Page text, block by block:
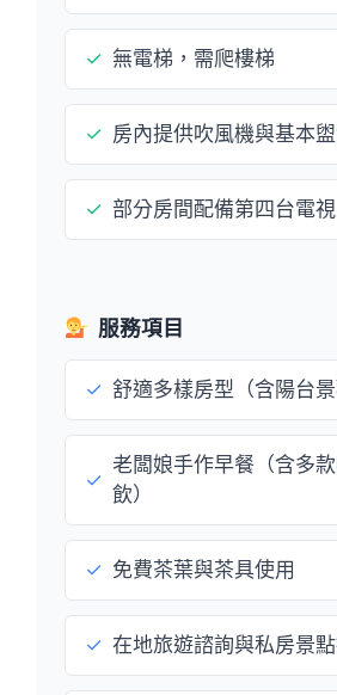
✓ 無電梯，需爬樓梯
✓ 房內提供吹風機與基本
✓ 部分房間配備第四台電視
服務項目
✓ 舒適多樣房型（含陽台景
✓
老闆娘手作早餐（含多
飲）
✓ 免費茶葉與茶具使用
✓ 在地旅遊諮詢與私房景